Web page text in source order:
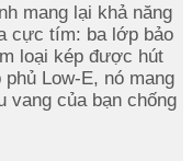
mang lại khả năng
cực tím: ba lớp bảo
loại kép được hút
Low-E, nó mang
vang của bạn chống